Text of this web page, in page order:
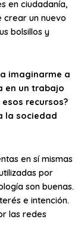
en ciudadanía,
crear un nuevo
bolsillos y
imaginarme a
en un trabajo
recursos?
la sociedad
en sí mismas
por
son buenas.
e intención.
las redes